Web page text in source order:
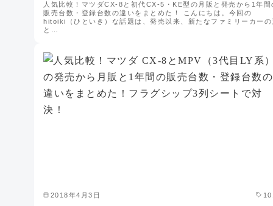
人気比較！マツダCX-8と初代CX-5・KE型の月販と発売から1年間
販売台数・登録台数の違いをまとめた！ こんにちは。今回の
hitoiki（ひといき）な話題は、発売以来、新たなファミリーカーの
と…
2018年4月3日 10